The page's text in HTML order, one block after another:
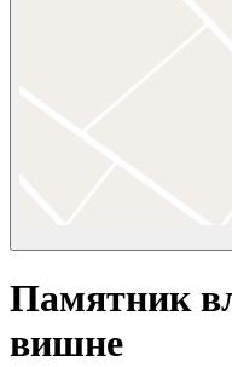
Памятник
вишне